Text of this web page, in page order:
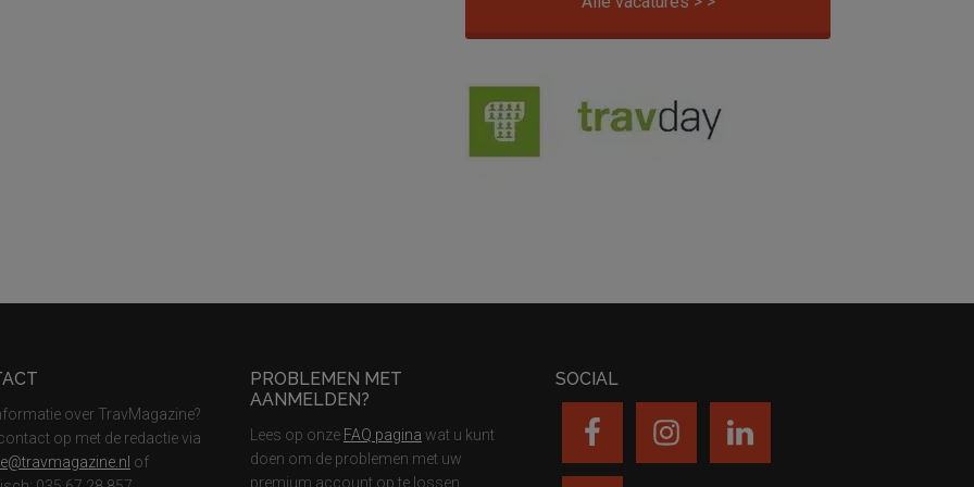
over TravMagazine?
op met de redactie via
of
PROBLEMEN MET
AANMELDEN?
Lees op onze FAQ pagina wat u kunt
doen om de problemen met uw
premium account op te lossen
SOCIAL